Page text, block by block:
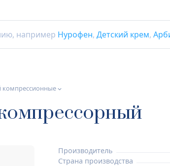
например Нурофен, Детский крем,
компрессионные
Производитель
Страна производства